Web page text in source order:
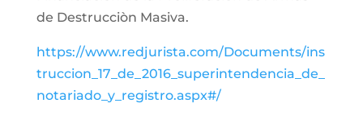
de Destrucciòn Masiva.
https://www.redjurista.com/Documents/ins
truccion_17_de_2016_superintendencia_de_
notariado_y_registro.aspx#/